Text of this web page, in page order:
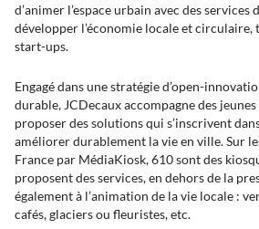
d’animer l’espace urbain avec des services
développer l’économie locale et circulaire,
start-ups.
Engagé dans une stratégie d’open-
durable, JCDecaux accompagne des
proposer des solutions qui s’inscrivent
améliorer durablement la vie en ville. Sur
France par MédiaKiosk, 610 sont des
proposent des services, en dehors de la
également à l’animation de la vie locale :
cafés, glaciers ou fleuristes, etc.